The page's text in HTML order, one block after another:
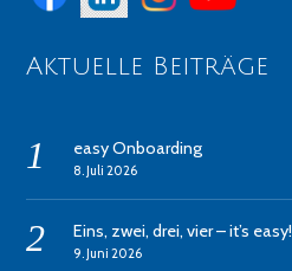
Aktuelle Beiträge
easy Onboarding
8. Juli 2026
Eins, zwei, drei, vier – it’s easy!
9. Juni 2026